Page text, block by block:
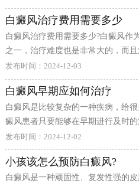
理，从小培养良好的生活习惯，现
明只要方法得当，坚持下去就能看
键是要找到适合自己的方式。每个
学的护理方法都是共同的成功要素
家庭支持重要性的方法也需要因人
分，与医学治疗相辅相成。 皮肤保
患者应尽量避免皮肤受到外伤、摩
激可能导致新的白斑出现，即临床
择柔软、宽松的棉质衣物，减少对
皮肤的压迫和摩擦。 防晒措施同样
素的保护，对紫外线更加敏感，容
出时应涂抹合适的防晒霜，佩戴遮
和紫外线强烈的时段更需注意防晒
白斑扩大的风险。 饮食调理是日常
富含酪氨酸和铜、锌等微量元素的食
白癜风治疗费用需要多少
白癜风治疗费用需要多少?白癜风作
之一，治疗难度也是非常大的，而
一直都备受患者的关注。那么白癜风
发布时间：2024-12-03
白癜风早期应如何治疗
白癜风是比较复杂的一种疾病，给
癜风患者只要能够在早期进行及时
癜风早期应如何治疗?
发布时间：2024-12-02
小孩该怎么预防白癜风?
白癜风是一种顽固性、复发性强的